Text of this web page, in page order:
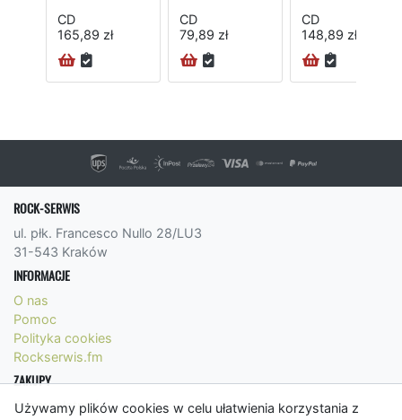
Używamy plików cookies w celu ułatwienia korzystania z
CD
165,89 zł
CD
79,89 zł
CD
148,89 zł
ROCK-SERWIS
ul. płk. Francesco Nullo 28/LU3
31-543 Kraków
INFORMACJE
O nas
Pomoc
Polityka cookies
Rockserwis.fm
ZAKUPY
Formy płatności